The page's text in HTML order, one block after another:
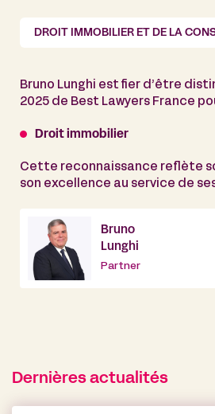
DROIT IMMOBILIER ET DE LA
Bruno Lunghi est fier d’être
2025 de Best Lawyers France
Droit immobilier
Cette reconnaissance reflète
son excellence au service de
Bruno
Lunghi
Partner
Dernières actualités